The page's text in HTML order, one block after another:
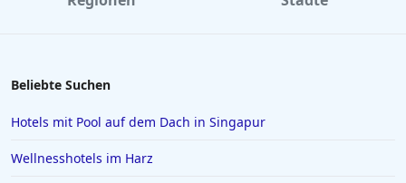
Beliebte Suchen
Hotels mit Pool auf dem Dach in Singapur
Wellnesshotels im Harz